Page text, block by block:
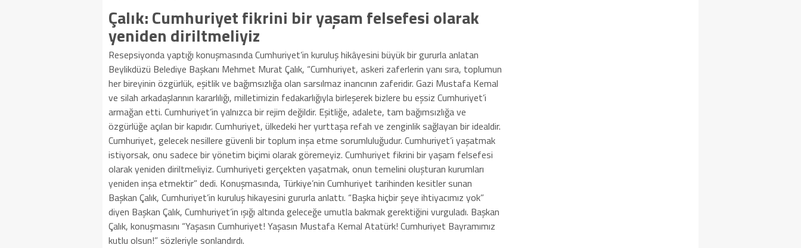
Çalık: Cumhuriyet fikrini bir yaşam felsefesi olarak
yeniden diriltmeliyiz
Resepsiyonda yaptığı konuşmasında Cumhuriyet’in kuruluş hikâyesini büyük bir gururla anlatan
Beylikdüzü Belediye Başkanı Mehmet Murat Çalık, “Cumhuriyet, askeri zaferlerin yanı sıra, toplumun
her bireyinin özgürlük, eşitlik ve bağımsızlığa olan sarsılmaz inancının zaferidir. Gazi Mustafa Kemal
ve silah arkadaşlarının kararlılığı, milletimizin fedakarlığıyla birleşerek bizlere bu eşsiz Cumhuriyet’i
armağan etti. Cumhuriyet’in yalnızca bir rejim değildir. Eşitliğe, adalete, tam bağımsızlığa ve
özgürlüğe açılan bir kapıdır. Cumhuriyet, ülkedeki her yurttaşa refah ve zenginlik sağlayan bir idealdir.
Cumhuriyet, gelecek nesillere güvenli bir toplum inşa etme sorumluluğudur. Cumhuriyet’i yaşatmak
istiyorsak, onu sadece bir yönetim biçimi olarak göremeyiz. Cumhuriyet fikrini bir yaşam felsefesi
olarak yeniden diriltmeliyiz. Cumhuriyeti gerçekten yaşatmak, onun temelini oluşturan kurumları
yeniden inşa etmektir” dedi. Konuşmasında, Türkiye’nin Cumhuriyet tarihinden kesitler sunan
Başkan Çalık, Cumhuriyet’in kuruluş hikayesini gururla anlattı. “Başka hiçbir şeye ihtiyacımız yok”
diyen Başkan Çalık, Cumhuriyet’in ışığı altında geleceğe umutla bakmak gerektiğini vurguladı. Başkan
Çalık, konuşmasını “Yaşasın Cumhuriyet! Yaşasın Mustafa Kemal Atatürk! Cumhuriyet Bayramımız
kutlu olsun!” sözleriyle sonlandırdı.